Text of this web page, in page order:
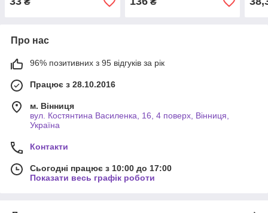
Про нас
96% позитивних з 95 відгуків за рік
Працює з 28.10.2016
м. Вінниця
вул. Костянтина Василенка, 16, 4 поверх, Вінниця,
Україна
Контакти
Сьогодні працює з 10:00 до 17:00
Показати весь графік роботи